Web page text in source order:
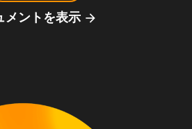
メントを表示 arrow_forward